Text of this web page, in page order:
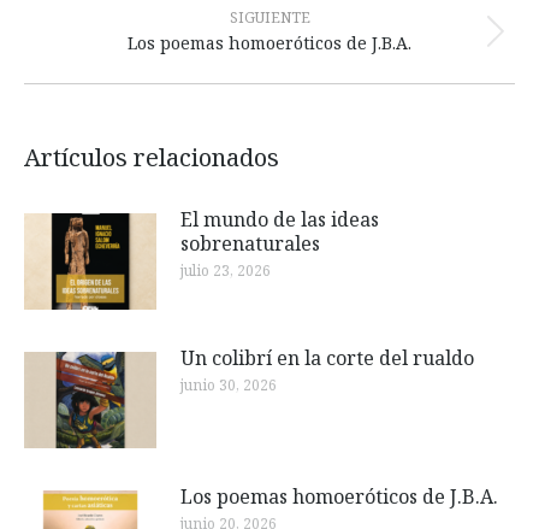
SIGUIENTE
Publicación
Los poemas homoeróticos de J.B.A.
Artículos relacionados
El mundo de las ideas
sobrenaturales
julio 23, 2026
Un colibrí en la corte del rualdo
junio 30, 2026
Los poemas homoeróticos de J.B.A.
junio 20, 2026